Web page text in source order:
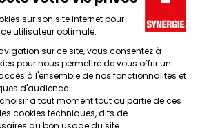
d'utilisation et mentions légales